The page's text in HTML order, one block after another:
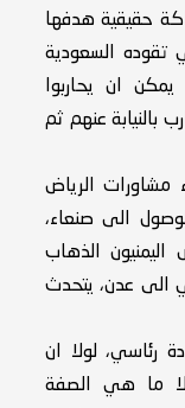
حقيقية هدفها
تقوده السعودية
يمكن ان يحاربوا
بالنيابة عنهم ثم
مشاورات الرياض
الى صنعاء،
الذهاب
الى عدن، يتحدث
رئاسي، لولا ان
ما هي الصفة